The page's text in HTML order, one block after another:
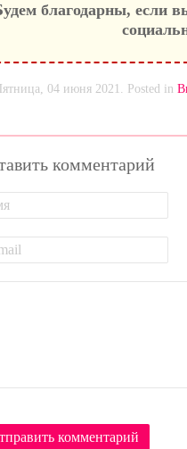
благодарны, если
04 июня 2021. Posted in
комментарий
комментарий